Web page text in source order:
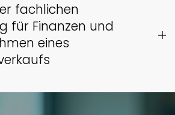
fachlichen
für Finanzen und
eines